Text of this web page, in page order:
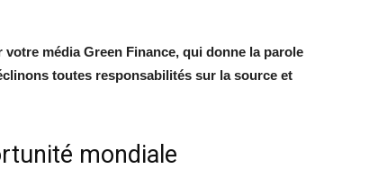
média Green Finance, qui donne la parole
toutes responsabilités sur la source et
mondiale